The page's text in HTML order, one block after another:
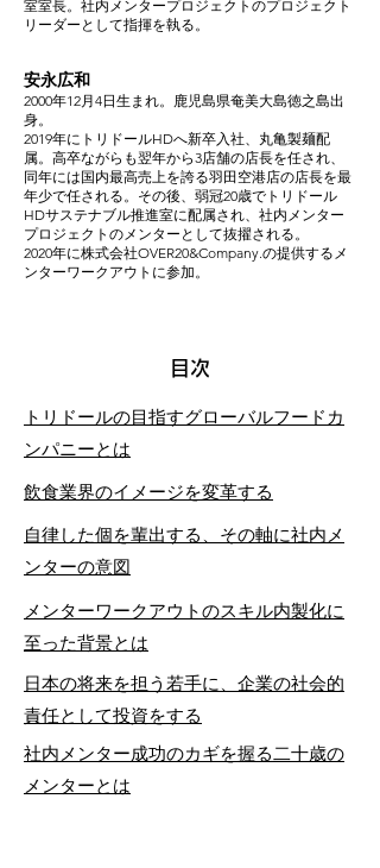
室室長。社内メンタープロジェクトのプロジェクト
リーダーとして指揮を執る。
安永広和
2000年12月4日生まれ。鹿児島県奄美大島徳之島出
身。
2019年にトリドールHDへ新卒入社、丸亀製麺配
属。高卒ながらも翌年から3店舗の店長を任され、
同年には国内最高売上を誇る羽田空港店の店長を最
年少で任される。その後、弱冠20歳でトリドール
HDサステナブル推進室に配属され、社内メンター
プロジェクトのメンターとして抜擢される。
2020年に株式会社OVER20&Company.の提供するメ
ンターワークアウトに参加。
​目次
トリドールの目指すグローバルフードカ
ンパニーとは
飲食業界のイメージを変革する
自律した個を輩出する、その軸に社内メ
ンターの意図
メンターワークアウトのスキル内製化に
至った背景とは
日本の将来を担う若手に、企業の社会的
責任として投資をする
社内メンター成功のカギを握る二十歳の
メンターとは